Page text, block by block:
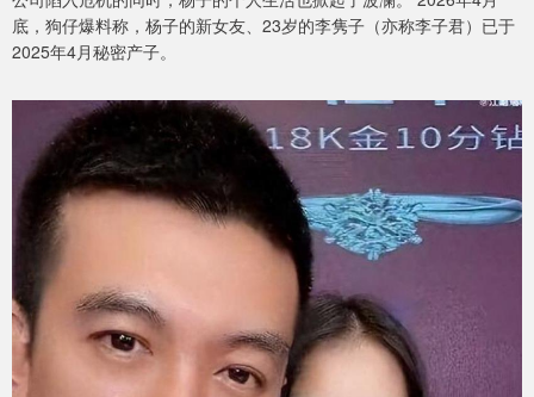
底，狗仔爆料称，杨子的新女友、23岁的李隽子（亦称李子君）已于
2025年4月秘密产子。